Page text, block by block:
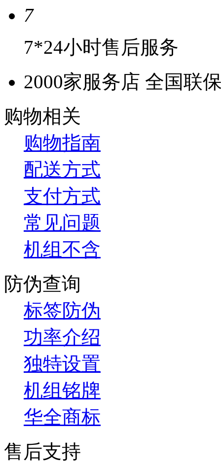
7
7*24小时售后服务
2000家服务店 全国联
购物相关
购物指南
配送方式
支付方式
常见问题
机组不含
防伪查询
标签防伪
功率介绍
独特设置
机组铭牌
华全商标
售后支持